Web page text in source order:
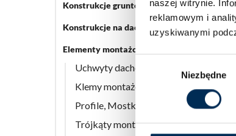
naszej witrynie.
reklamowym i
uzyskiwanymi
Niezbędne
Konstrukcje gruntowe 5
Konstrukcje na dach płaski 3
Elementy montażowe
Uchwyty dachowe
Klemy montażowe
Profile, Mostki
Trójkąty montażowe 3